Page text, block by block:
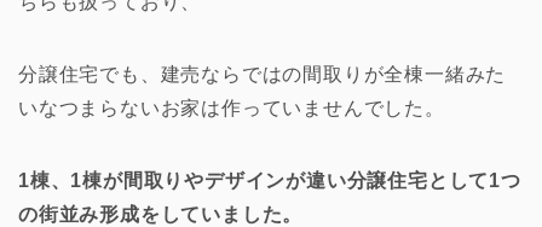
分譲住宅でも、建売ならではの間取りが全棟一緒みた
いなつまらないお家は作っていませんでした。
1棟、1棟が間取りやデザインが違い分譲住宅として1つ
の街並み形成をしていました。